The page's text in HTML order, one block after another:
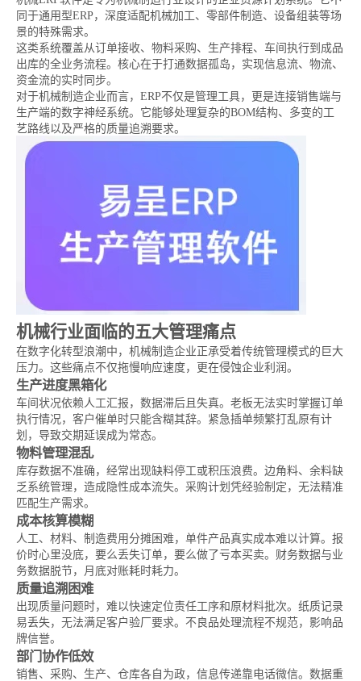
同于通用型ERP，深度适配机械加工、零部件制造、设备组装等场
景的特殊需求。
这类系统覆盖从订单接收、物料采购、生产排程、车间执行到成品
出库的全业务流程。核心在于打通数据孤岛，实现信息流、物流、
资金流的实时同步。
对于机械制造企业而言，ERP不仅是管理工具，更是连接销售端与
生产端的数字神经系统。它能够处理复杂的BOM结构、多变的工
艺路线以及严格的质量追溯要求。
机械行业面临的五大管理痛点
在数字化转型浪潮中，机械制造企业正承受着传统管理模式的巨大
压力。这些痛点不仅拖慢响应速度，更在侵蚀企业利润。
生产进度黑箱化
车间状况依赖人工汇报，数据滞后且失真。老板无法实时掌握订单
执行情况，客户催单时只能含糊其辞。紧急插单频繁打乱原有计
划，导致交期延误成为常态。
物料管理混乱
库存数据不准确，经常出现缺料停工或积压浪费。边角料、余料缺
乏系统管理，造成隐性成本流失。采购计划凭经验制定，无法精准
匹配生产需求。
成本核算模糊
人工、材料、制造费用分摊困难，单件产品真实成本难以计算。报
价时心里没底，要么丢失订单，要么做了亏本买卖。财务数据与业
务数据脱节，月底对账耗时耗力。
质量追溯困难
出现质量问题时，难以快速定位责任工序和原材料批次。纸质记录
易丢失，无法满足客户验厂要求。不良品处理流程不规范，影响品
牌信誉。
部门协作低效
销售、采购、生产、仓库各自为政，信息传递靠电话微信。数据重